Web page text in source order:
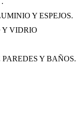
Y ESPEJOS.
Y VIDRIO
Y BAÑOS.